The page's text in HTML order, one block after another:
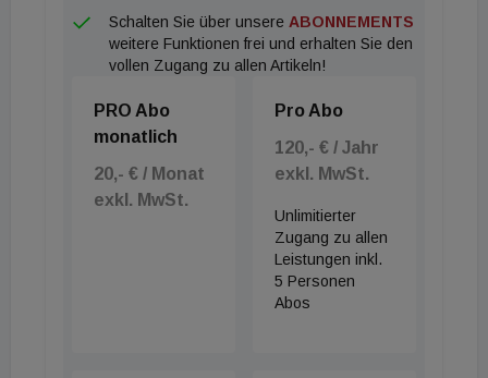
Schalten Sie über unsere ABONNEMENTS
weitere Funktionen frei und erhalten Sie den
vollen Zugang zu allen Artikeln!
PRO Abo
monatlich
20,- € / Monat
exkl. MwSt.
Pro Abo
120,- € / Jahr
exkl. MwSt.
Unlimitierter
Zugang zu allen
Leistungen inkl.
5 Personen
Abos